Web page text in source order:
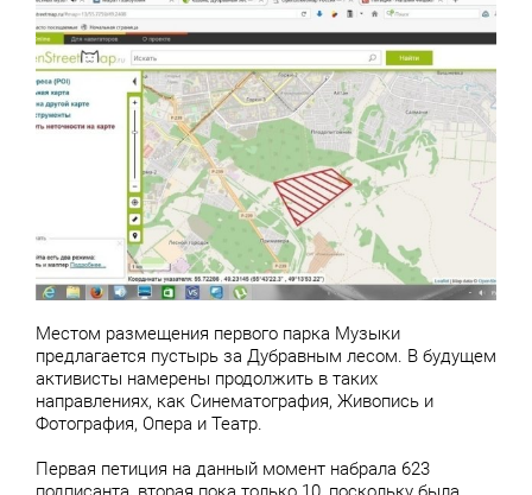
Местом размещения первого парка Музыки
предлагается пустырь за Дубравным лесом. В будущем
активисты намерены продолжить в таких
направлениях, как Синематография, Живопись и
Фотография, Опера и Театр.
Первая петиция на данный момент набрала 623